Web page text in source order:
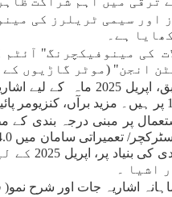
اور سیمی ٹریلرز کی
ہے۔
کی مینوفیکچرنگ"
انجن" (موٹر گاڑیوں
(بیان
اشیا ۔